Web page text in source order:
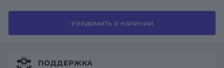
Уведомить о наличии
ПОДДЕРЖКА